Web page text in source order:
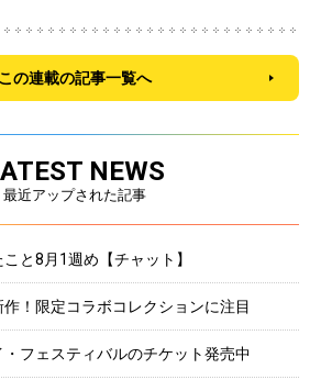
この連載の記事一覧へ
NEWS
最近アップされた記事
と8月1週め【チャット】
！限定コラボコレクションに注目
フェスティバルのチケット発売中